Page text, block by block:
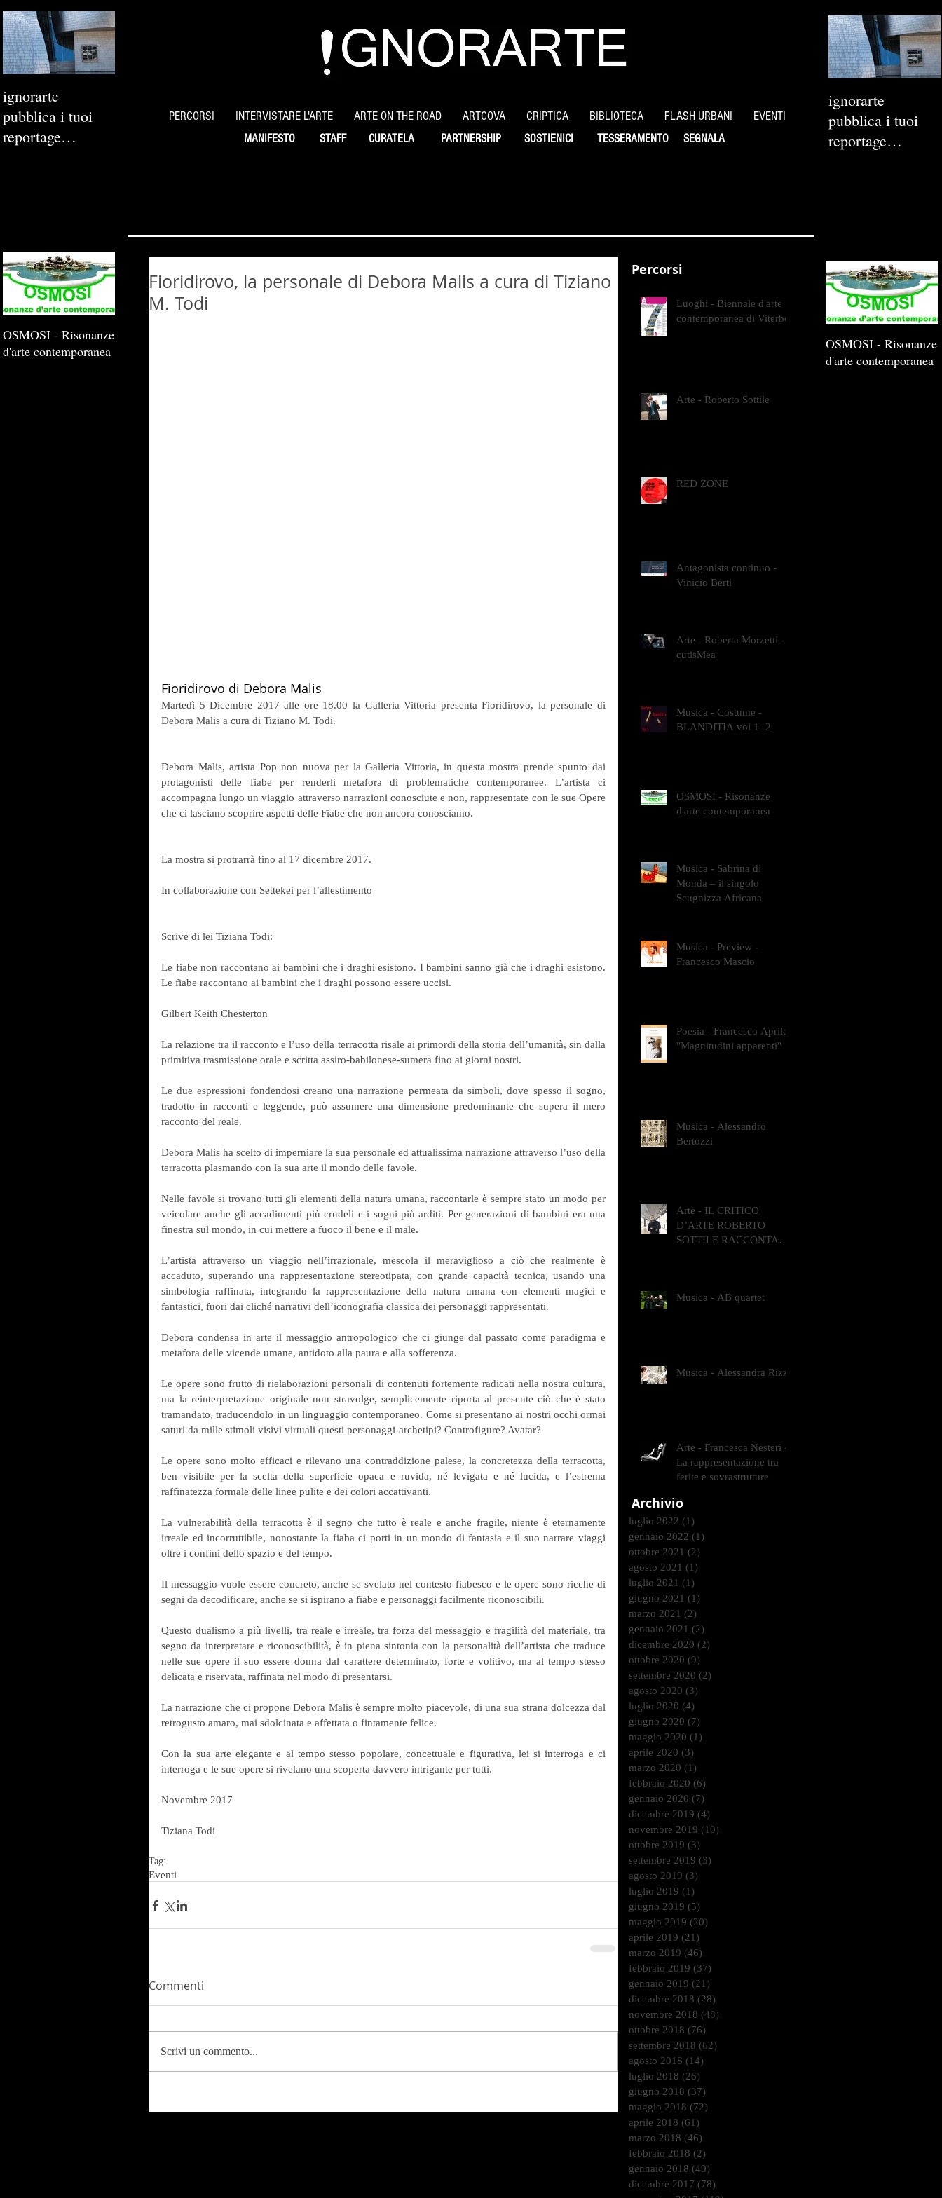
ignorarte
pubblica i tuoi
reportage
PERCORSI INTERVISTARE L'ARTE ARTE ON THE ROAD ARTCOVA CRIPTICA BIBLIOTECA FLASH URBANI EVENTI
MANIFESTO STAFF CURATELA PARTNERSHIP SOSTIENICI SEGNALA
TESSERAMENTO
ignorarte
pubblica i tuoi
reportage
Fioridirovo, la personale di Debora Malis a cura di Tiziano
M. Todi
Fioridirovo di Debora Malis
Martedì 5 Dicembre 2017 alle ore 18.00 la Galleria Vittoria presenta Fioridirovo, la personale di
Debora Malis a cura di Tiziano M. Todi.
Debora Malis, artista Pop non nuova per la Galleria Vittoria, in questa mostra prende spunto dai
protagonisti delle fiabe per renderli metafora di problematiche contemporanee. L’artista ci
accompagna lungo un viaggio attraverso narrazioni conosciute e non, rappresentate con le sue Opere
che ci lasciano scoprire aspetti delle Fiabe che non ancora conosciamo.
La mostra si protrarrà fino al 17 dicembre 2017.
In collaborazione con Settekei per l’allestimento
Scrive di lei Tiziana Todi:
Le fiabe non raccontano ai bambini che i draghi esistono. I bambini sanno già che i draghi esistono.
Le fiabe raccontano ai bambini che i draghi possono essere uccisi.
Gilbert Keith Chesterton
La relazione tra il racconto e l’uso della terracotta risale ai primordi della storia dell’umanità, sin dalla
primitiva trasmissione orale e scritta assiro-babilonese-sumera fino ai giorni nostri.
Le due espressioni fondendosi creano una narrazione permeata da simboli, dove spesso il sogno,
tradotto in racconti e leggende, può assumere una dimensione predominante che supera il mero
racconto del reale.
Debora Malis ha scelto di imperniare la sua personale ed attualissima narrazione attraverso l’uso della
terracotta plasmando con la sua arte il mondo delle favole.
Nelle favole si trovano tutti gli elementi della natura umana, raccontarle è sempre stato un modo per
veicolare anche gli accadimenti più crudeli e i sogni più arditi. Per generazioni di bambini era una
finestra sul mondo, in cui mettere a fuoco il bene e il male.
L’artista attraverso un viaggio nell’irrazionale, mescola il meraviglioso a ciò che realmente è
accaduto, superando una rappresentazione stereotipata, con grande capacità tecnica, usando una
simbologia raffinata, integrando la rappresentazione della natura umana con elementi magici e
fantastici, fuori dai cliché narrativi dell’iconografia classica dei personaggi rappresentati.
Debora condensa in arte il messaggio antropologico che ci giunge dal passato come paradigma e
metafora delle vicende umane, antidoto alla paura e alla sofferenza.
Le opere sono frutto di rielaborazioni personali di contenuti fortemente radicati nella nostra cultura,
ma la reinterpretazione originale non stravolge, semplicemente riporta al presente ciò che è stato
tramandato, traducendolo in un linguaggio contemporaneo. Come si presentano ai nostri occhi ormai
saturi da mille stimoli visivi virtuali questi personaggi-archetipi? Controfigure? Avatar?
Le opere sono molto efficaci e rilevano una contraddizione palese, la concretezza della terracotta,
ben visibile per la scelta della superficie opaca e ruvida, né levigata e né lucida, e l’estrema
raffinatezza formale delle linee pulite e dei colori accattivanti.
La vulnerabilità della terracotta è il segno che tutto è reale e anche fragile, niente è eternamente
irreale ed incorruttibile, nonostante la fiaba ci porti in un mondo di fantasia e il suo narrare viaggi
oltre i confini dello spazio e del tempo.
Il messaggio vuole essere concreto, anche se svelato nel contesto fiabesco e le opere sono ricche di
segni da decodificare, anche se si ispirano a fiabe e personaggi facilmente riconoscibili.
Questo dualismo a più livelli, tra reale e irreale, tra forza del messaggio e fragilità del materiale, tra
segno da interpretare e riconoscibilità, è in piena sintonia con la personalità dell’artista che traduce
nelle sue opere il suo essere donna dal carattere determinato, forte e volitivo, ma al tempo stesso
delicata e riservata, raffinata nel modo di presentarsi.
La narrazione che ci propone Debora Malis è sempre molto piacevole, di una sua strana dolcezza dal
retrogusto amaro, mai sdolcinata e affettata o fintamente felice.
Con la sua arte elegante e al tempo stesso popolare, concettuale e figurativa, lei si interroga e ci
interroga e le sue opere si rivelano una scoperta davvero intrigante per tutti.
Novembre 2017
Tiziana Todi
Tag:
Eventi
Commenti
Scrivi un commento...
Percorsi
Luoghi - Biennale d'arte
contemporanea di Viterbo
Arte - Roberto Sottile
RED ZONE
Antagonista continuo -
Vinicio Berti
Arte - Roberta Morzetti -
cutisMea
Musica - Costume -
BLANDITIA vol 1- 2
OSMOSI - Risonanze
d'arte contemporanea
Musica - Sabrina di
Monda – il singolo
Scugnizza Africana
Musica - Preview -
Francesco Mascio
Poesia - Francesco Aprile -
"Magnitudini apparenti"
Musica - Alessandro
Bertozzi
Arte - IL CRITICO
D’ARTE ROBERTO
SOTTILE RACCONTA
Musica - AB quartet
Musica - Alessandra Rizzo
Arte - Francesca Nesteri -
La rappresentazione tra
ferite e sovrastrutture
Archivio
luglio 2022 (1)
gennaio 2022 (1)
ottobre 2021 (2)
agosto 2021 (1)
luglio 2021 (1)
giugno 2021 (1)
marzo 2021 (2)
gennaio 2021 (2)
dicembre 2020 (2)
ottobre 2020 (9)
settembre 2020 (2)
agosto 2020 (3)
luglio 2020 (4)
giugno 2020 (7)
maggio 2020 (1)
aprile 2020 (3)
marzo 2020 (1)
febbraio 2020 (6)
gennaio 2020 (7)
dicembre 2019 (4)
novembre 2019 (10)
ottobre 2019 (3)
settembre 2019 (3)
agosto 2019 (3)
luglio 2019 (1)
giugno 2019 (5)
maggio 2019 (20)
aprile 2019 (21)
marzo 2019 (46)
febbraio 2019 (37)
gennaio 2019 (21)
dicembre 2018 (28)
novembre 2018 (48)
ottobre 2018 (76)
settembre 2018 (62)
agosto 2018 (14)
luglio 2018 (26)
giugno 2018 (37)
maggio 2018 (72)
aprile 2018 (61)
marzo 2018 (46)
febbraio 2018 (2)
gennaio 2018 (49)
dicembre 2017 (78)
OSMOSI - Risonanze
d'arte contemporanea
OSMOSI - Risonanze
d'arte contemporanea